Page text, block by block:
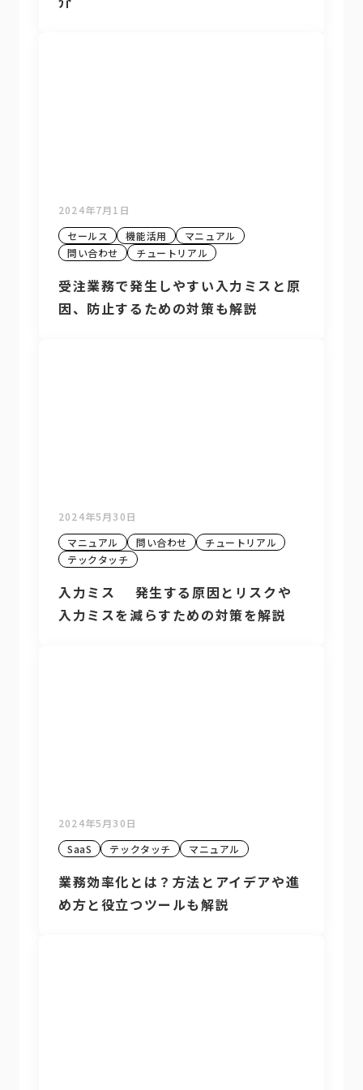
2024年7月1日
セールス
機能活用
マニュアル
問い合わせ
チュートリアル
受注業務で発生しやすい入力ミスと原
因、防止するための対策も解説
2024年5月30日
マニュアル
問い合わせ
チュートリアル
テックタッチ
入力ミス 発生する原因とリスクや
入力ミスを減らすための対策を解説
2024年5月30日
SaaS
テックタッチ マニュアル
業務効率化とは？方法とアイデアや進
め方と役立つツールも解説